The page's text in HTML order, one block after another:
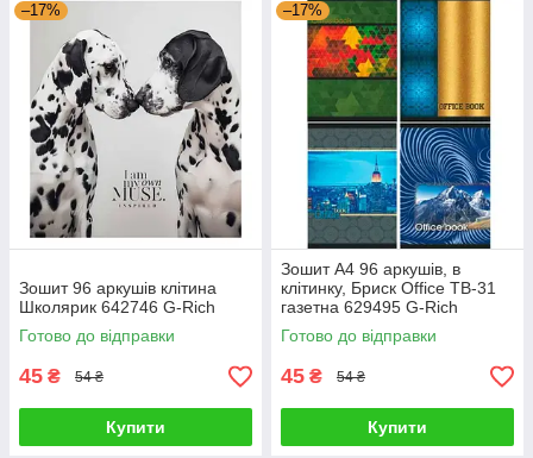
–17%
Зошит 96 аркушів клітина
Школярик 642746 G-Rich
Готово до відправки
45 ₴ 54 ₴
Купити
–17%
Зошит А4 96 аркушів, в
клітинку, Бриск Office ТВ-31
газетна 629495 G-Rich
Готово до відправки
45 ₴ 54 ₴
Купити